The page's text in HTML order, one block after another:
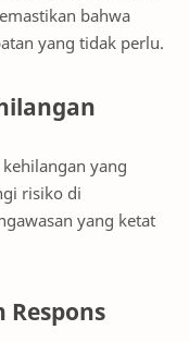
bahwa
yang tidak perlu.
yang
risiko di
yang ketat